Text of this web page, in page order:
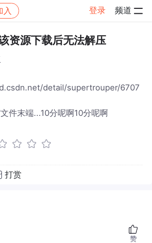
入 登录 频道
帖子详情
资源下载后无法解压
detail/supertrouper/6707
件末端...10分呢啊10分呢啊
打赏
赞